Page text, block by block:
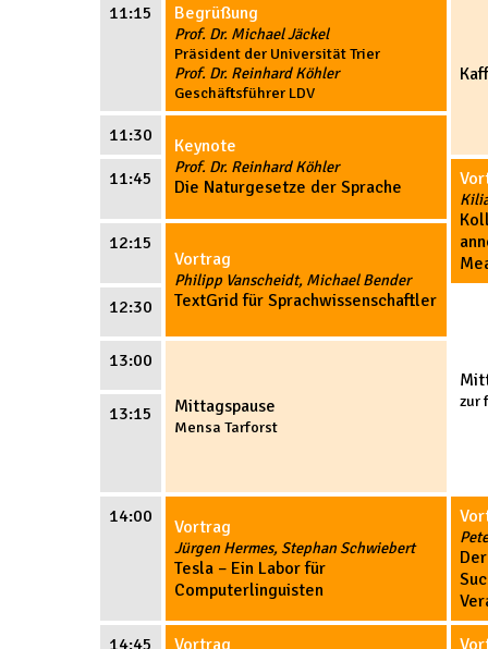
11:15 Begrüßung
Prof. Dr. Michael Jäckel
Präsident der Universität Trier
Prof. Dr. Reinhard Köhler
Geschäftsführer LDV
11:30 Keynote
Prof. Dr. Reinhard Köhler
Die Naturgesetze der Sprache
11:45
12:15
Vortrag
Philipp Vanscheidt, Michael Bender
TextGrid für Sprachwissenschaftler
12:30
zur
13:00
Mittagspause
Mensa Tarforst
13:15
14:00 Vortrag
Jürgen Hermes, Stephan Schwiebert
Tesla – Ein Labor für
Computerlinguisten
14:45
Vortrag